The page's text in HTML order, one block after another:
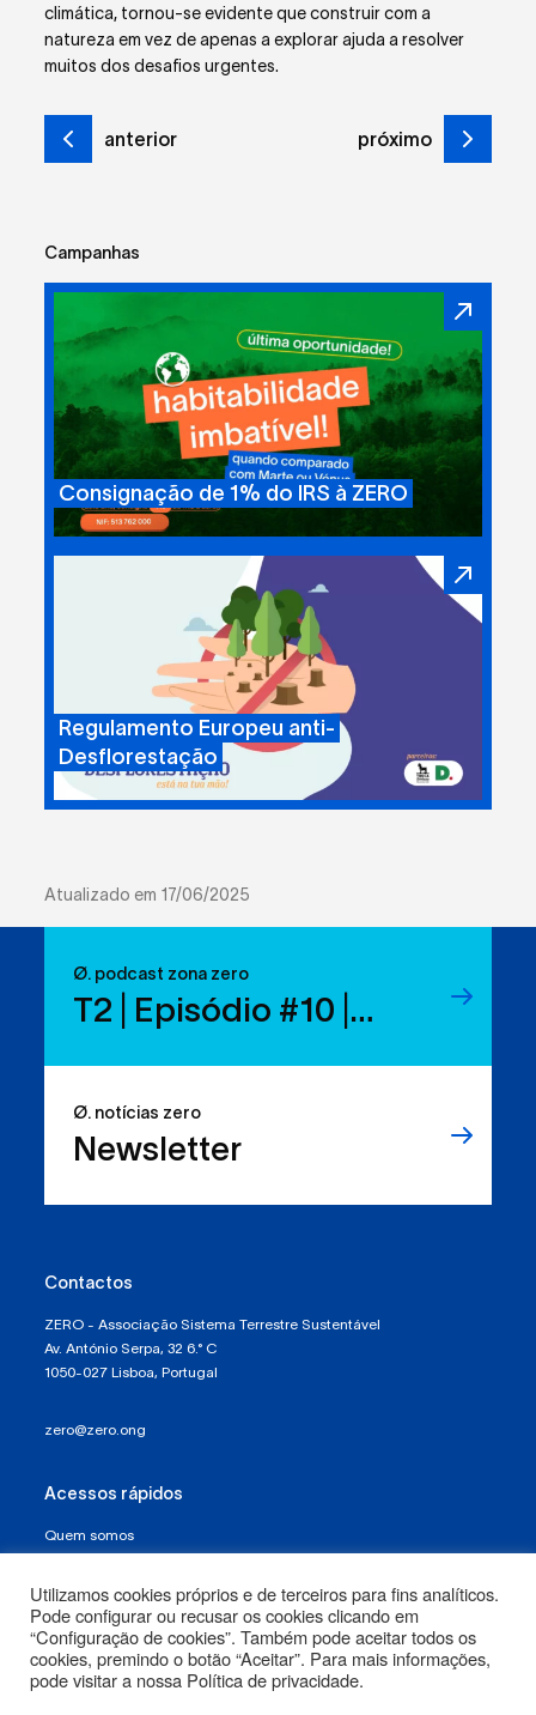
climática, tornou-se evidente que construir com a
natureza em vez de apenas a explorar ajuda a resolver
muitos dos desafios urgentes.
anterior próximo
Campanhas
Consignação de 1% do IRS à ZERO
Regulamento Europeu anti-
Desflorestação
Atualizado em 17/06/2025
Ø. podcast zona zero
T2 | Episódio #10 |
sabemos usá-los?
Ø. notícias zero
Newsletter
Contactos
ZERO - Associação Sistema Terrestre Sustentável
Av. António Serpa, 32 6.° C
1050-027 Lisboa, Portugal
zero@zero.ong
Acessos rápidos
Quem somos
Termos e Condições
Mapa do Site
Utilizamos cookies próprios e de terceiros para fins analíticos.
Pode configurar ou recusar os cookies clicando em
“Configuração de cookies”. Também pode aceitar todos os
cookies, premindo o botão “Aceitar”. Para mais informações,
pode visitar a nossa Política de privacidade.